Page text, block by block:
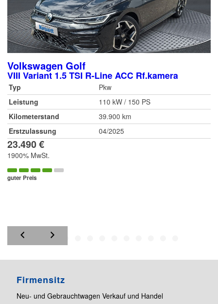
Volkswagen Golf
VIII Variant 1.5 TSI R-Line ACC Rf.kamera
Typ
Pkw
Leistung
110 kW / 150 PS
Kilometerstand
39.900 km
Erstzulassung
04/2025
23.490 €
1900% MwSt.
guter Preis
Firmensitz
Neu- und Gebrauchtwagen Verkauf und Handel